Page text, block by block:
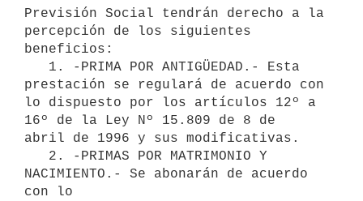
Previsión Social tendrán derecho a la
percepción de los siguientes
beneficios:
prestación se regulará de acuerdo con
lo dispuesto por los artículos 12º a
16º de la Ley Nº 15.809 de 8 de
abril de 1996 y sus modificativas.
NACIMIENTO.- Se abonarán de acuerdo
con lo